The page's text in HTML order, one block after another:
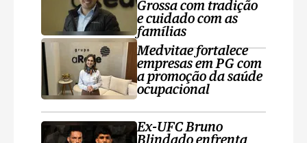
Grossa com tradição
e cuidado com as
famílias
Medvitae fortalece
empresas em PG com
a promoção da saúde
ocupacional
Ex-UFC Bruno